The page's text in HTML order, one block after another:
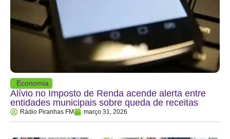
Economia
Alívio no Imposto de Renda acende alerta entre
entidades municipais sobre queda de receitas
Rádio Piranhas FM março 31, 2026